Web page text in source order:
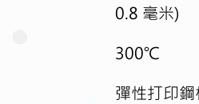
0.8 毫米)
300℃
彈性打印